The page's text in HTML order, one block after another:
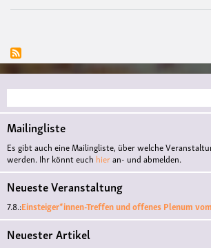
Suche
Mailingliste
Es gibt auch eine Mailingliste, über welche
werden. Ihr könnt euch hieran- und abmelden.
Neueste Veranstaltung
7.8.:Einsteiger*innen-Treffen und offenes Plenum
Neuester Artikel